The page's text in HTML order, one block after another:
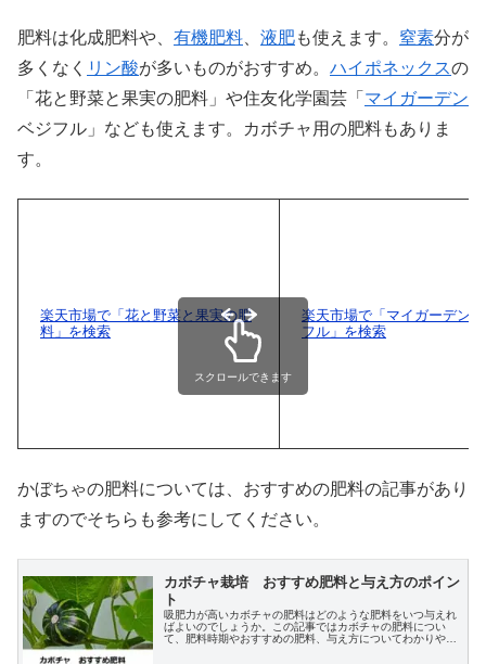
肥料は化成肥料や、 有機肥料 液肥も使えます。 窒素分が
多くなく リン酸が多いものがおすすめ。 ハイポネックスの
「花と野菜と果実の肥料」や住友化学園芸「 マイガーデン
ベジフル」なども使えます。カボチャ用の肥料もありま
す。
楽天市場で「花と野菜と果実の肥
料」を検索
楽天市場で「マイガーデン
フル」を検索
スクロールできます
かぼちゃの肥料については、おすすめの肥料の記事があり
ますのでそちらも参考にしてください。
カボチャ栽培 おすすめ肥料と与え方のポイン
ト
吸肥力が高いカボチャの肥料はどのような肥料をいつ与えれ
ばよいのでしょうか。この記事ではカボチャの肥料につい
て、肥料時期やおすすめの肥料、与え方についてわかりやす